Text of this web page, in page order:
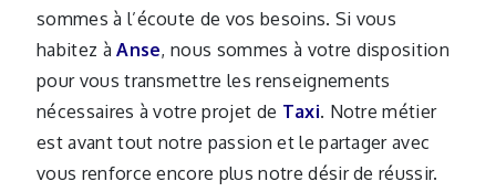
sommes à l’écoute de vos besoins. Si vous
habitez àAnse, nous sommes à votre disposition
pour vous transmettre les renseignements
nécessaires à votre projet de Taxi. Notre métier
est avant tout notre passion et le partager avec
vous renforce encore plus notre désir de réussir.